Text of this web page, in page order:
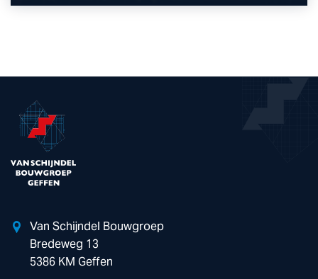
Van Schijndel Bouwgroep
Bredeweg 13
5386 KM Geffen